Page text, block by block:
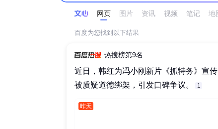
网页 图片 资讯 视频 笔记 地
时间不限 所有网页和文件 站点内检索
百度为您找到以下结果
热搜榜第9名
近日，韩红为冯小刚新片《抓特务》宣
被质疑道德绑架，引发口碑争议。‌‌
1
昨天